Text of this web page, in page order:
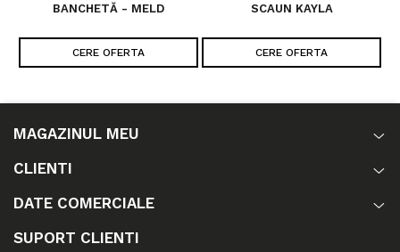
BANCHETĂ - MELD
CERE OFERTA
SCAUN KAYLA
CERE OFERTA
MAGAZINUL MEU
CLIENTI
DATE COMERCIALE
SUPORT CLIENTI